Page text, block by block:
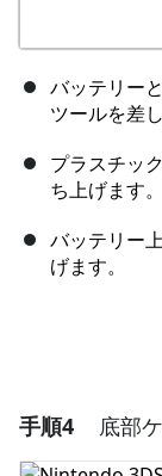
バッテリー
ツールを差
プラスチッ
ち上げます。
バッテリー
げます。
手順4 底部